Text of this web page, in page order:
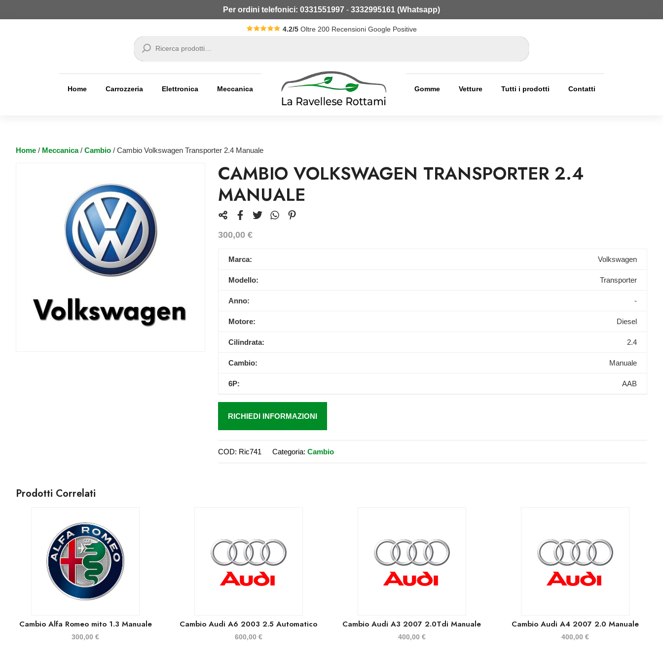
Per ordini telefonici: 0331551997 - 3332995161 (Whatsapp)
4.2/5 Oltre 200 Recensioni Google Positive
Cerca
Home Carrozzeria Elettronica Meccanica Gomme Vetture Tutti i prodotti Contatti
Home / Meccanica/ Cambio / Cambio Volkswagen Transporter 2.4 Manuale
CAMBIO VOLKSWAGEN TRANSPORTER 2.4
MANUALE
300,00 €
Marca: Volkswagen
Modello: Transporter
Anno: -
Motore: Diesel
Cilindrata: 2.4
Cambio: Manuale
6P: AAB
RICHIEDI INFORMAZIONI
COD: Ric741 Categoria: Cambio
Prodotti Correlati
Cambio Alfa Romeo mito 1.3 Manuale
300,00€
Cambio Audi A6 2003 2.5 Automatico
600,00 €
Cambio Audi A3 2007 2.0Tdi Manuale
400,00 €
Cambio Audi A4 2007 2.0 Manuale
400,00 €